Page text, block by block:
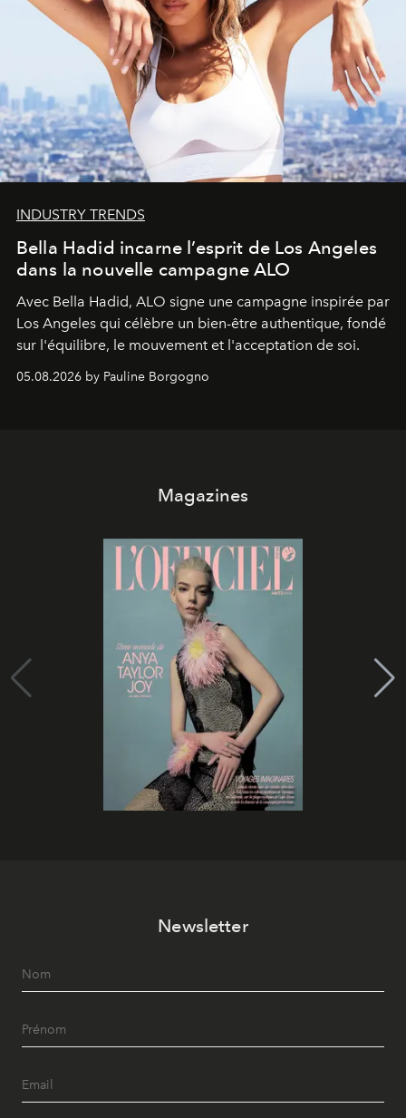
INDUSTRY TRENDS
Bella Hadid incarne l’esprit de Los Angeles
dans la nouvelle campagne ALO
Avec Bella Hadid, ALO signe une campagne inspirée par
Los Angeles qui célèbre un bien-être authentique, fondé
sur l'équilibre, le mouvement et l'acceptation de soi.
05.08.2026 by Pauline Borgogno
Magazines
Newsletter